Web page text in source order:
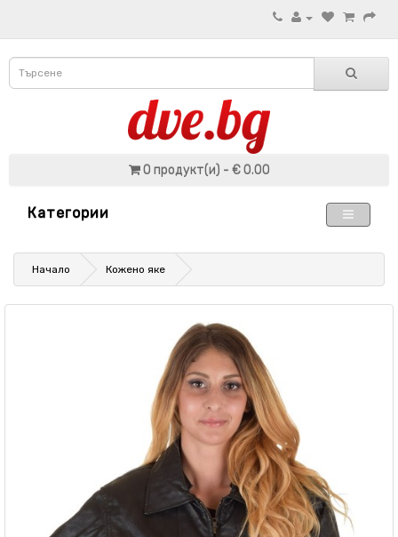
0 продукт(и) - € 0.00
Категории
Начало Кожено яке